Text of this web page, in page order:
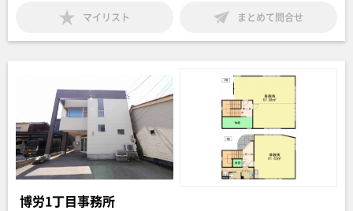
マイリスト まとめて問合せ
博労1丁目事務所